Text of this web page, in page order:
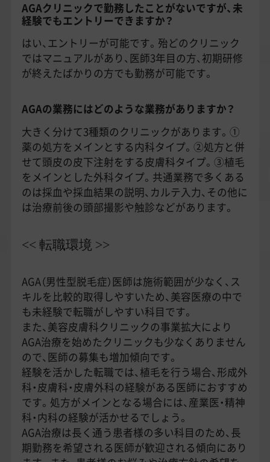
AGAクリニックで勤務したことがないですが、未
経験でもエントリーできますか？
はい、エントリーが可能です。殆どのクリニック
ではマニュアルがあり、医師3年目の方、初期研修
が終えたばかりの方でも勤務が可能です。
AGAの業務にはどのような業務がありますか？
大きく分けて3種類のクリニックがあります。①
薬の処方をメインとする内科タイプ。②処方と併
せて頭皮の皮下注射をする皮膚科タイプ。③植毛
をメインとした外科タイプ。共通業務で多くある
のは採血や採血結果の説明、カルテ入力、その他に
は治療前後の頭部撮影や触診などがあります。
<< 転職環境 >>
AGA（男性型脱毛症）医師は施術範囲が少なく、ス
キルを比較的取得しやすいため、美容医療の中で
も未経験で転職がしやすい科目です。
また、美容皮膚科クリニックの事業拡大により
AGA治療を始めたクリニックも少なくありません
ので、医師の募集も増加傾向です。
経験を活かした転職では、植毛を行う場合、形成外
科・皮膚科・皮膚外科の経験がある医師におすすめ
です。処方がメインとなる場合には、産業医・精神
科・内科の経験が活かせるでしょう。
AGA治療は長く通う患者様の多い科目のため、長
期勤務を希望される医師が歓迎される傾向にあり